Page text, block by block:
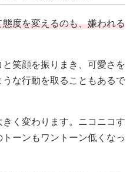
度を変えるのも、嫌われる
笑顔を振りまき、可愛さを
な行動を取ることもあるで
く変わります。ニコニコす
ーンもワントーン低くなっ